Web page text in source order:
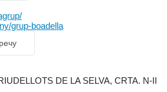
grup-boadella
DE LA SELVA, CRTA. N-II